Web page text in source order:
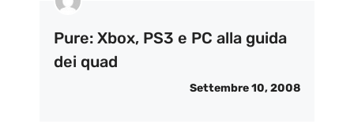
Pure: Xbox, PS3 e PC alla guida
dei quad
Settembre 10, 2008